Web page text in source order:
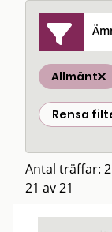
Allmänt
Rensa
Antal träffar:
21 av 21